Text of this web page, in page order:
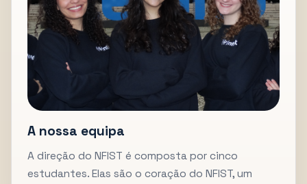
A nossa equipa
A direção do NFIST é composta por cinco
estudantes. Elas são o coração do NFIST, um